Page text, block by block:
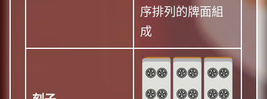
序排列的牌面組
成